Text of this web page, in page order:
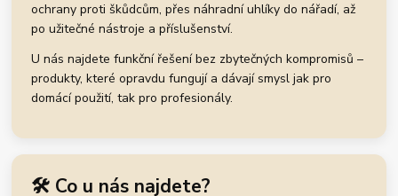
ochrany proti škůdcům, přes náhradní uhlíky do nářadí, až
po užitečné nástroje a příslušenství.
U nás najdete funkční řešení bez zbytečných kompromisů –
produkty, které opravdu fungují a dávají smysl jak pro
domácí použití, tak pro profesionály.
🛠️ Co u nás najdete?